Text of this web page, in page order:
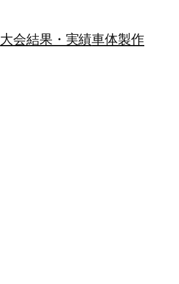
大会結果・実績車体製作